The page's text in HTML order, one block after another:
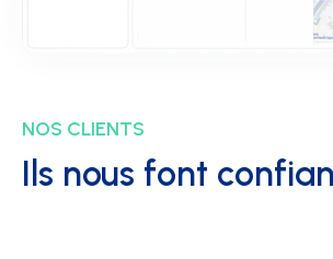
NOS CLIENTS
Ils nous font